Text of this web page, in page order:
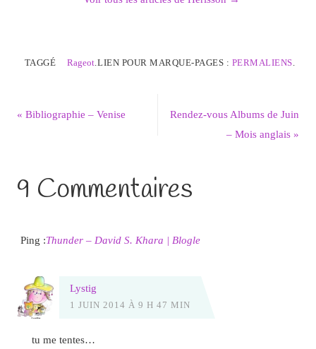
TAGGÉ Rageot.LIEN POUR MARQUE-PAGES : PERMALIENS.
« Bibliographie – Venise
Rendez-vous Albums de Juin
– Mois anglais»
9 Commentaires
Ping :Thunder – David S. Khara | Blogle
Lystig
1 JUIN 2014 À 9 H 47 MIN
tu me tentes…